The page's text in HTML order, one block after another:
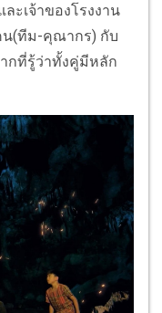
ะเจ้าของโรงงาน
น(ทีม-คุณากร) กับ
กที่รู้ว่าทั้งคู่มีหลัก